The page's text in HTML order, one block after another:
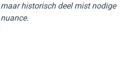
maar historisch deel mist nodige
nuance.